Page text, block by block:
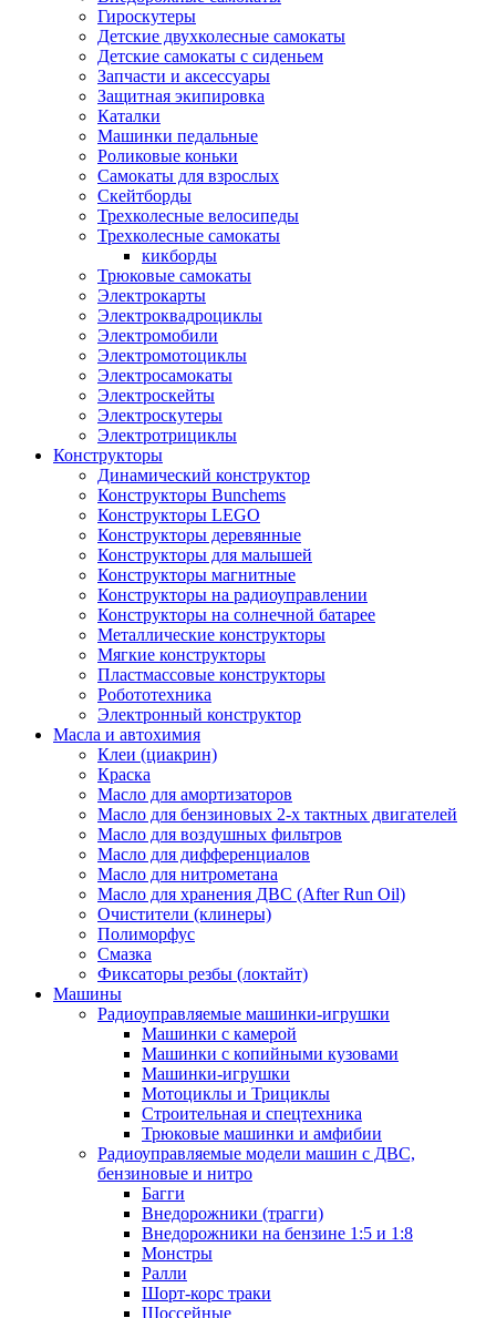
Гироскутеры
Детские двухколесные самокаты
Детские самокаты с сиденьем
Запчасти и аксессуары
Защитная экипировка
Каталки
Машинки педальные
Роликовые коньки
Самокаты для взрослых
Скейтборды
Трехколесные велосипеды
Трехколесные самокаты
кикборды
Трюковые самокаты
Электрокарты
Электроквадроциклы
Электромобили
Электромотоциклы
Электросамокаты
Электроскейты
Электроскутеры
Электротрициклы
Конструкторы
Динамический конструктор
Конструкторы Bunchems
Конструкторы LEGO
Конструкторы деревянные
Конструкторы для малышей
Конструкторы магнитные
Конструкторы на радиоуправлении
Конструкторы на солнечной батарее
Металлические конструкторы
Мягкие конструкторы
Пластмассовые конструкторы
Робототехника
Электронный конструктор
Масла и автохимия
Клеи (циакрин)
Краска
Масло для амортизаторов
Масло для бензиновых 2-х тактных двигателей
Масло для воздушных фильтров
Масло для дифференциалов
Масло для нитрометана
Масло для хранения ДВС (After Run Oil)
Очистители (клинеры)
Полиморфус
Смазка
Фиксаторы резбы (локтайт)
Машины
Радиоуправляемые машинки-игрушки
Машинки с камерой
Машинки с копийными кузовами
Машинки-игрушки
Мотоциклы и Трициклы
Строительная и спецтехника
Трюковые машинки и амфибии
Радиоуправляемые модели машин с ДВС,
бензиновые и нитро
Багги
Внедорожники (трагги)
Внедорожники на бензине 1:5 и 1:8
Монстры
Ралли
Шорт-корс траки
Шоссейные